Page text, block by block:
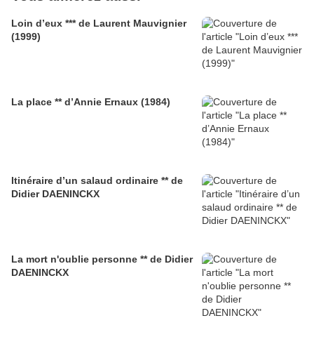
Loin d’eux *** de Laurent Mauvignier
(1999)
La place ** d’Annie Ernaux (1984)
Itinéraire d’un salaud ordinaire ** de
Didier DAENINCKX
La mort n'oublie personne ** de Didier
DAENINCKX